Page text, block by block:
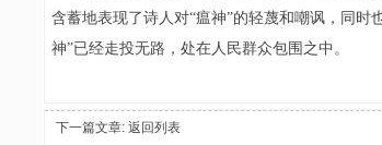
含蓄地表现了诗人对“瘟神”的轻蔑和嘲讽，同时
神”已经走投无路，处在人民群众包围之中。
下一篇文章: 返回列表